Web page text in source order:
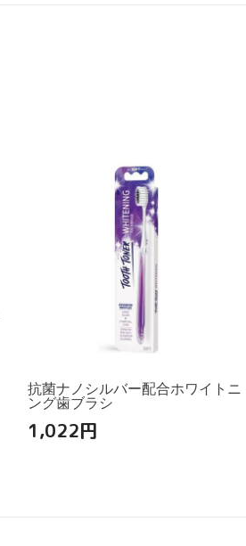
抗菌ナノシルバー配合ホワイトニ
ング歯ブラシ
1,022円